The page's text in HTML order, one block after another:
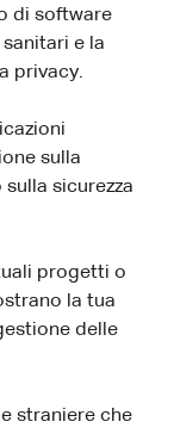
di software
e la
privacy.
sulla
sicurezza
progetti o
la tua
delle
straniere che